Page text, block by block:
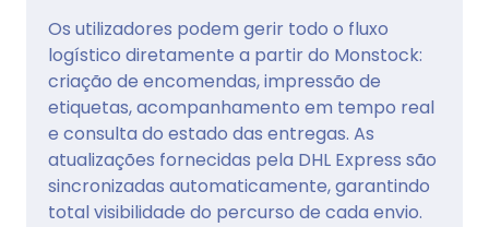
Os utilizadores podem gerir todo o fluxo
logístico diretamente a partir do Monstock:
criação de encomendas, impressão de
etiquetas, acompanhamento em tempo real
e consulta do estado das entregas. As
atualizações fornecidas pela DHL Express são
sincronizadas automaticamente, garantindo
total visibilidade do percurso de cada envio.